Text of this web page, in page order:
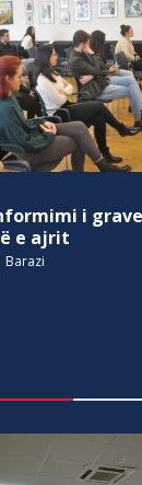
i
e ajrit
Barazi